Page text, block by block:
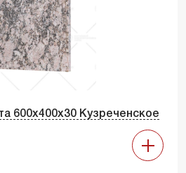
600х400х30 Кузреченское